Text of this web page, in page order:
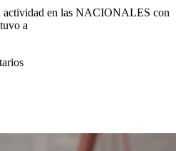
actividad en las NACIONALES con
a